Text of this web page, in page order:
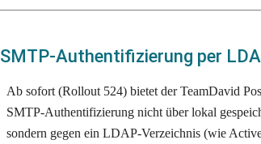
SMTP-Authentifizierung per
Ab sofort (Rollout 524) bietet der TeamDavid
SMTP-Authentifizierung nicht über lokal
sondern gegen ein LDAP-Verzeichnis (wie